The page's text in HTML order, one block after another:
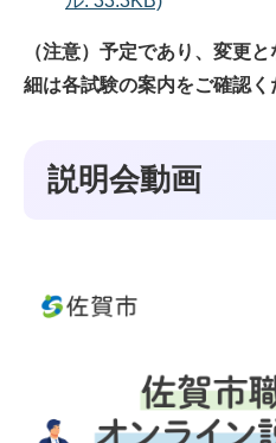
（注意）予定であり、変更
細は各試験の案内をご確認く
説明会動画